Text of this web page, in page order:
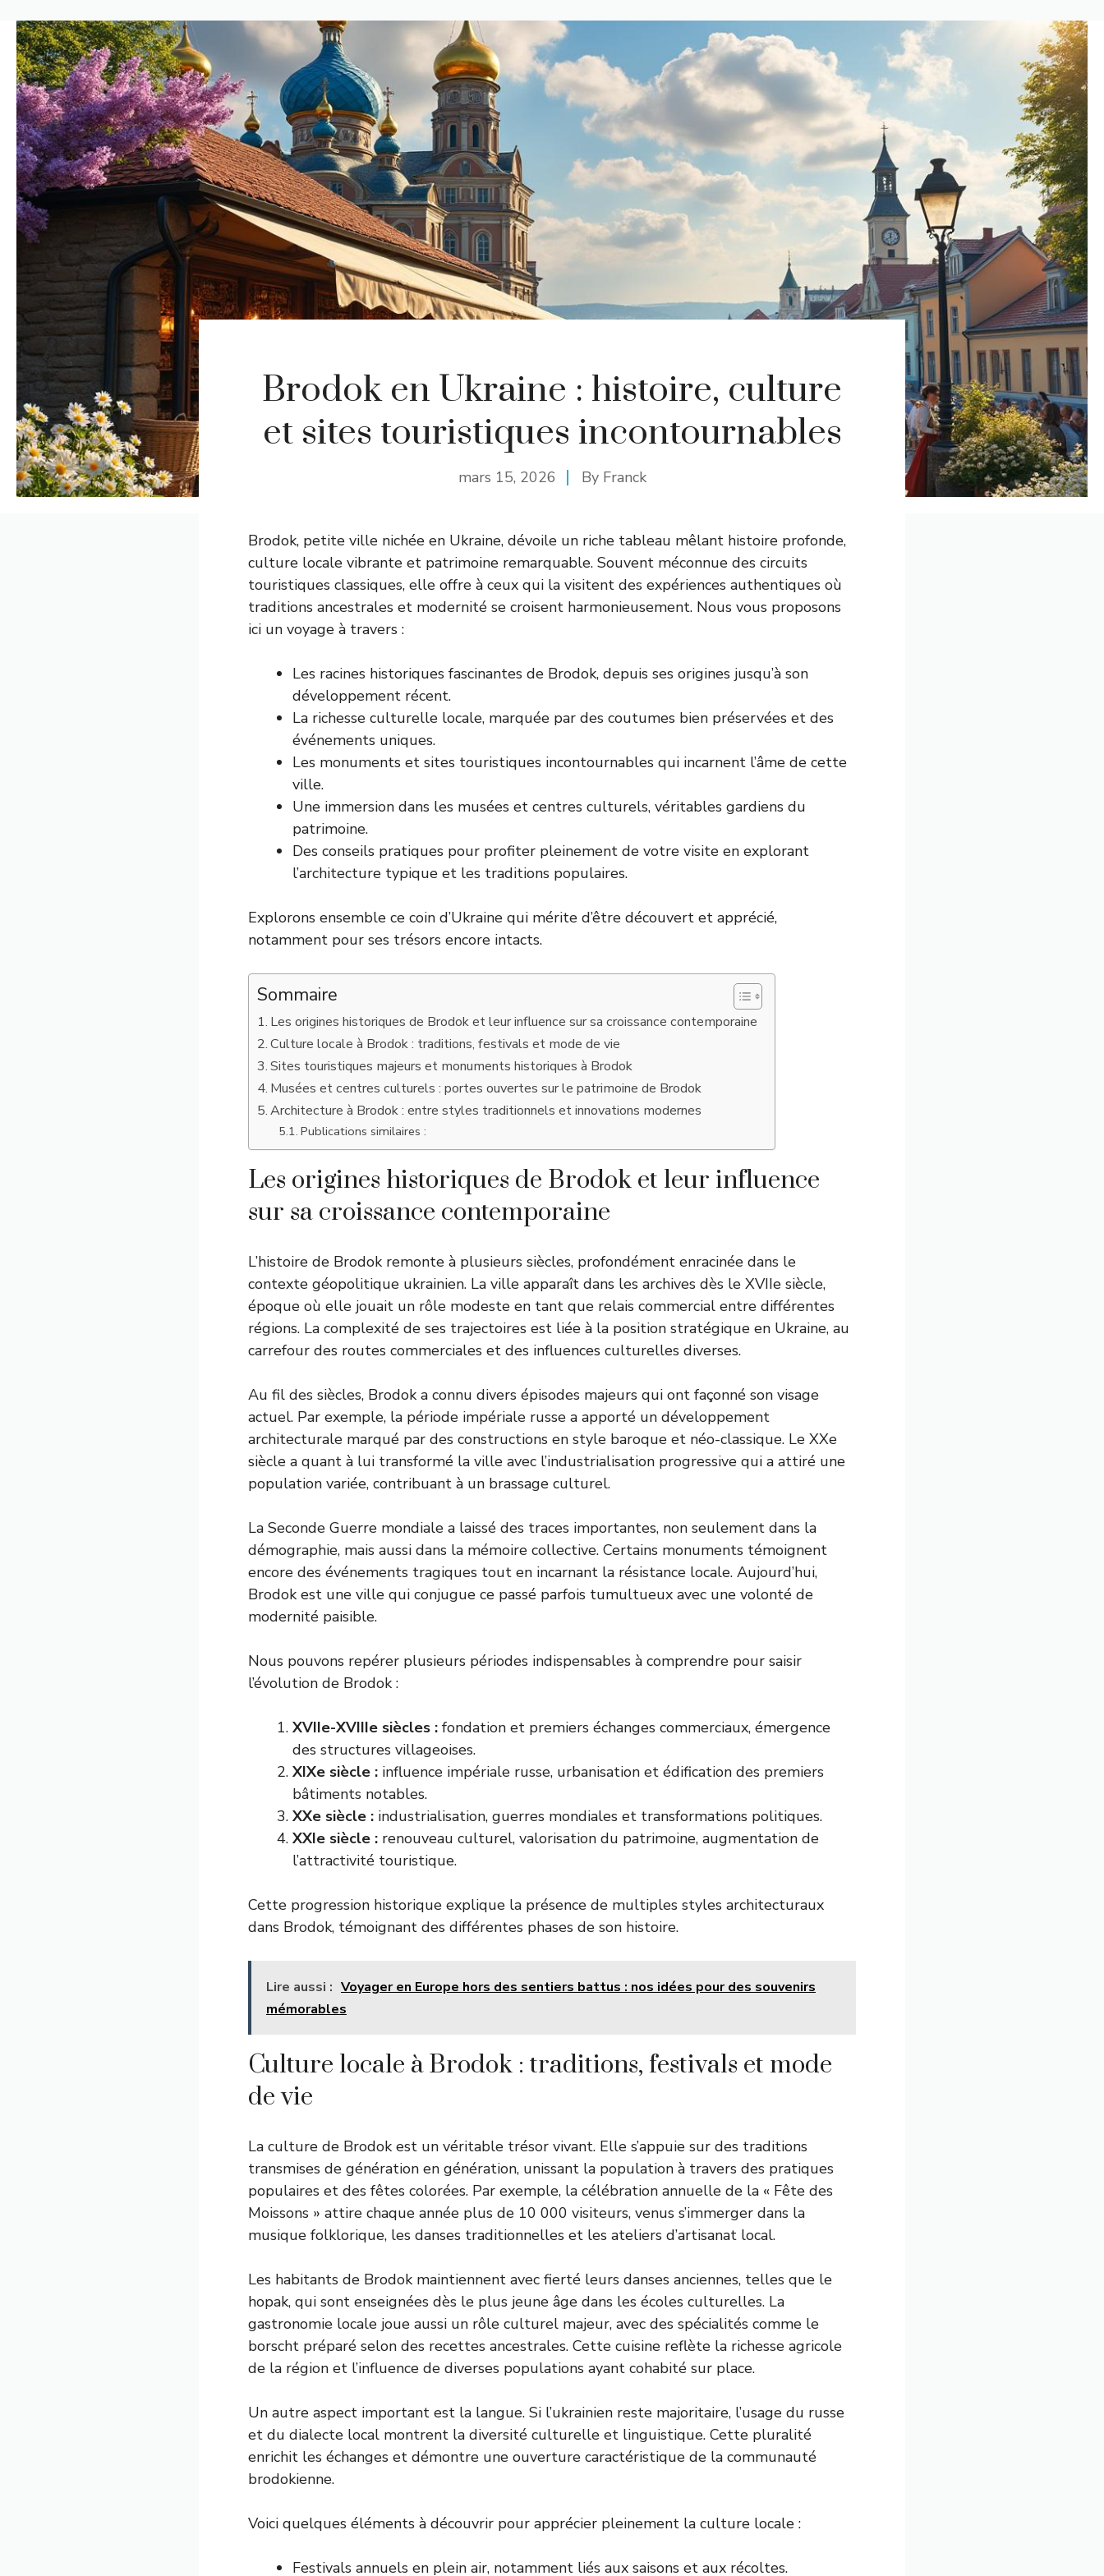
Brodok en Ukraine : histoire, culture
et sites touristiques incontournables
mars 15, 2026 By Franck
Brodok, petite ville nichée en Ukraine, dévoile un riche tableau mêlant histoire profonde,
culture locale vibrante et patrimoine remarquable. Souvent méconnue des circuits
touristiques classiques, elle offre à ceux qui la visitent des expériences authentiques où
traditions ancestrales et modernité se croisent harmonieusement. Nous vous proposons
ici un voyage à travers :
Les racines historiques fascinantes de Brodok, depuis ses origines jusqu’à son
développement récent.
La richesse culturelle locale, marquée par des coutumes bien préservées et des
événements uniques.
Les monuments et sites touristiques incontournables qui incarnent l’âme de cette
ville.
Une immersion dans les musées et centres culturels, véritables gardiens du
patrimoine.
Des conseils pratiques pour profiter pleinement de votre visite en explorant
l’architecture typique et les traditions populaires.
Explorons ensemble ce coin d’Ukraine qui mérite d’être découvert et apprécié,
notamment pour ses trésors encore intacts.
Sommaire
Les origines historiques de Brodok et leur influence sur sa croissance contemporaine
Culture locale à Brodok : traditions, festivals et mode de vie
Sites touristiques majeurs et monuments historiques à Brodok
Musées et centres culturels : portes ouvertes sur le patrimoine de Brodok
Architecture à Brodok : entre styles traditionnels et innovations modernes
Publications similaires :
Les origines historiques de Brodok et leur influence
sur sa croissance contemporaine
L’histoire de Brodok remonte à plusieurs siècles, profondément enracinée dans le
contexte géopolitique ukrainien. La ville apparaît dans les archives dès le XVIIe siècle,
époque où elle jouait un rôle modeste en tant que relais commercial entre différentes
régions. La complexité de ses trajectoires est liée à la position stratégique en Ukraine, au
carrefour des routes commerciales et des influences culturelles diverses.
Au fil des siècles, Brodok a connu divers épisodes majeurs qui ont façonné son visage
actuel. Par exemple, la période impériale russe a apporté un développement
architecturale marqué par des constructions en style baroque et néo-classique. Le XXe
siècle a quant à lui transformé la ville avec l’industrialisation progressive qui a attiré une
population variée, contribuant à un brassage culturel.
La Seconde Guerre mondiale a laissé des traces importantes, non seulement dans la
démographie, mais aussi dans la mémoire collective. Certains monuments témoignent
encore des événements tragiques tout en incarnant la résistance locale. Aujourd’hui,
Brodok est une ville qui conjugue ce passé parfois tumultueux avec une volonté de
modernité paisible.
Nous pouvons repérer plusieurs périodes indispensables à comprendre pour saisir
l’évolution de Brodok :
XVIIe-XVIIIe siècles : fondation et premiers échanges commerciaux, émergence
des structures villageoises.
XIXe siècle : influence impériale russe, urbanisation et édification des premiers
bâtiments notables.
XXe siècle : industrialisation, guerres mondiales et transformations politiques.
XXIe siècle : renouveau culturel, valorisation du patrimoine, augmentation de
l’attractivité touristique.
Cette progression historique explique la présence de multiples styles architecturaux
dans Brodok, témoignant des différentes phases de son histoire.
Lire aussi : Voyager en Europe hors des sentiers battus : nos idées pour des souvenirs
mémorables
Culture locale à Brodok : traditions, festivals et mode
de vie
La culture de Brodok est un véritable trésor vivant. Elle s’appuie sur des traditions
transmises de génération en génération, unissant la population à travers des pratiques
populaires et des fêtes colorées. Par exemple, la célébration annuelle de la « Fête des
Moissons » attire chaque année plus de 10 000 visiteurs, venus s’immerger dans la
musique folklorique, les danses traditionnelles et les ateliers d’artisanat local.
Les habitants de Brodok maintiennent avec fierté leurs danses anciennes, telles que le
hopak, qui sont enseignées dès le plus jeune âge dans les écoles culturelles. La
gastronomie locale joue aussi un rôle culturel majeur, avec des spécialités comme le
borscht préparé selon des recettes ancestrales. Cette cuisine reflète la richesse agricole
de la région et l’influence de diverses populations ayant cohabité sur place.
Un autre aspect important est la langue. Si l’ukrainien reste majoritaire, l’usage du russe
et du dialecte local montrent la diversité culturelle et linguistique. Cette pluralité
enrichit les échanges et démontre une ouverture caractéristique de la communauté
brodokienne.
Voici quelques éléments à découvrir pour apprécier pleinement la culture locale :
Festivals annuels en plein air, notamment liés aux saisons et aux récoltes.